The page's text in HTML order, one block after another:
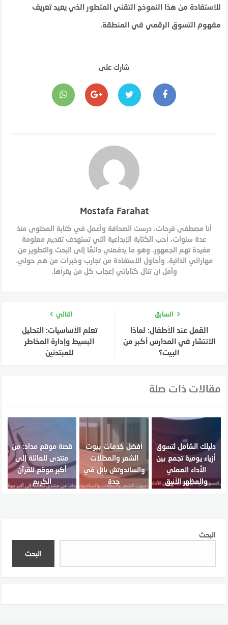
للاستفادة من هذا النموذج التقني المتطور الذي يعيد تعريف
مفهوم التسوق الرقمي في المنطقة.
شارك على
Mostafa Farahat
أنا مصطفى فرحات، درست الصحافة وأعمل في كتابة المحتوى منذ
عدة سنوات، أحب الكتابة الإبداعية التي تستهدف تقديم معلومة
مفيدة تهم الجمهور، وهو ما يدفعني دائمًا إلى البحث والتطوير من
مهاراتي الذاتية، وأحاول الاستفادة من تجارب وخبرات من هم حولي،
وآمل أن تنال كتاباتي إعجاب كل من يقرأها.
السابق
القمل عند الأطفال: لماذا
الانتشار في المدارس أكبر من
البيت؟
التالي
تعلم الأساسيات: التحليل
البسيط وإدارة المخاطر
للمبتدئين
مقالات ذات صلة
دليلك الشامل لتسوق
أزياء يومية تجمع بين
الأداء العملي
والمظهر الأنيق
أفضل خدمات بيوت
الشعر والمظلات
والساندوتش بانل في
جدة
قصة موقع مداد: من
منتدى للعائلة إلى
أكبر موقع للقرآن
الكريم
البحث
البحث